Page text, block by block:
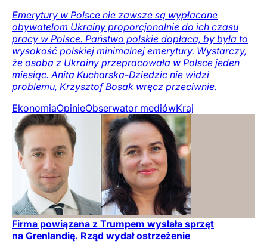
Emerytury w Polsce nie zawsze są wypłacane
obywatelom Ukrainy proporcjonalnie do ich czasu
pracy w Polsce. Państwo polskie dopłaca, by była to
wysokość polskiej minimalnej emerytury. Wystarczy,
że osoba z Ukrainy przepracowała w Polsce jeden
miesiąc. Anita Kucharska-Dziedzic nie widzi
problemu, Krzysztof Bosak wręcz przeciwnie.
EkonomiaOpinieObserwator mediówKraj
Firma powiązana z Trumpem wysłała sprzęt
na Grenlandię. Rząd wydał ostrzeżenie